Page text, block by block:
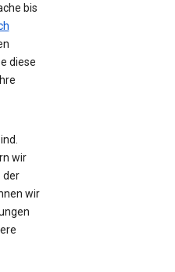
bis
diese
wir
der
wir